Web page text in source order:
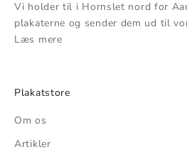
Vi holder til i Hornslet nord for
plakaterne og sender dem ud til
Læs mere
Plakatstore
Om os
Artikler